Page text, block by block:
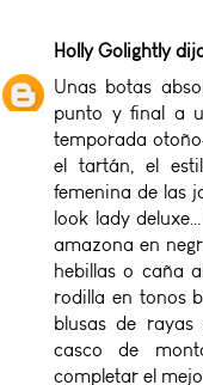
Holly Golightly
Unas botas
punto y final a
temporada
el tartán, el
femenina de las
look lady
amazona en
hebillas o caña
rodilla en tonos
blusas de
casco de
completar el